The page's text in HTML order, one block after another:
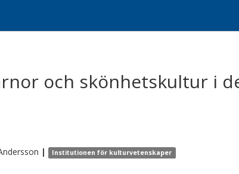
och skönhetskultur i
| Institutionen för kulturvetenskaper